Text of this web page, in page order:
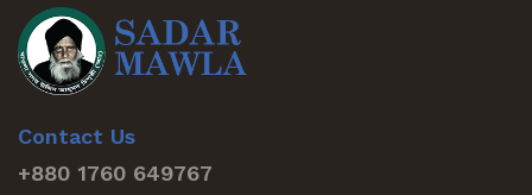
Contact Us
+880 1760 649767